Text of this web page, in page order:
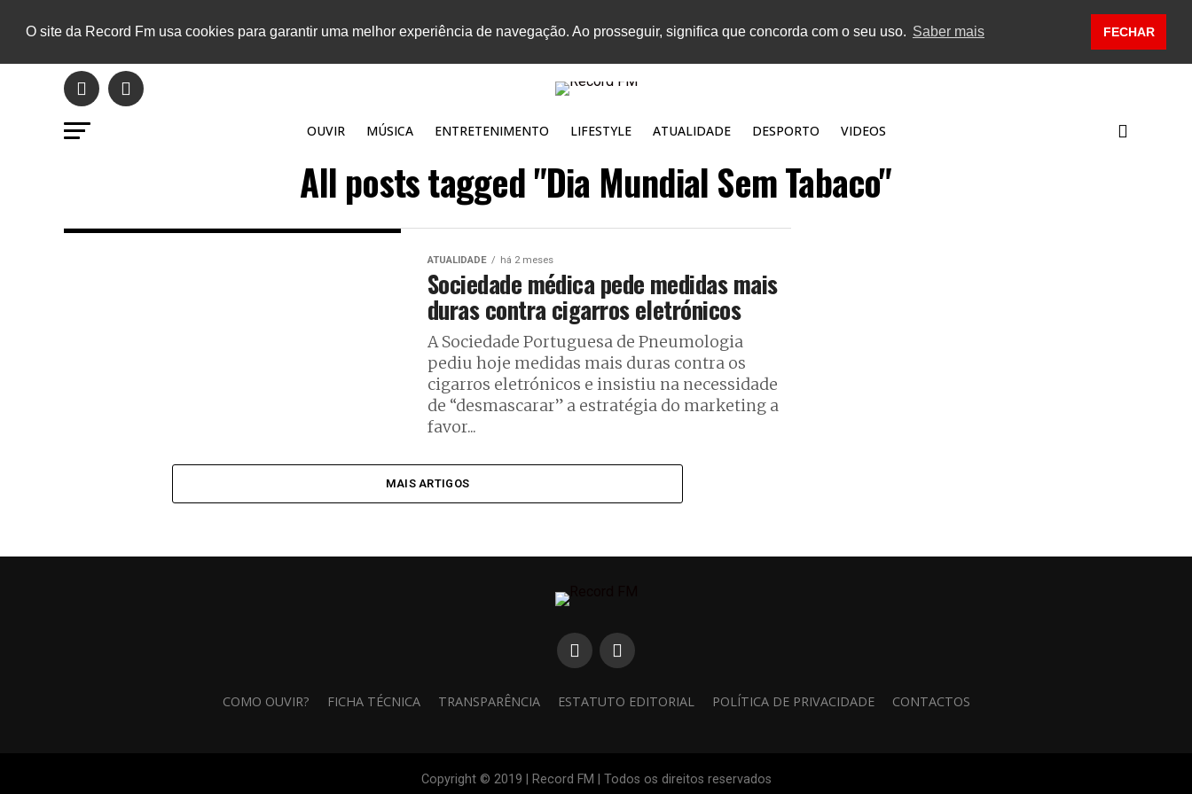
O site da Record Fm usa cookies para garantir uma melhor experiência de navegação. Ao prosseguir, significa que concorda com o seu uso. Saber mais FECHAR
OUVIR MÚSICA ENTRETENIMENTO LIFESTYLE ATUALIDADE DESPORTO VIDEOS
All posts tagged "Dia Mundial Sem Tabaco"
ATUALIDADE há 2 meses
Sociedade médica pede medidas mais
duras contra cigarros eletrónicos
A Sociedade Portuguesa de Pneumologia
pediu hoje medidas mais duras contra os
cigarros eletrónicos e insistiu na necessidade
de “desmascarar” a estratégia do marketing a
favor...
MAIS ARTIGOS
COMO OUVIR? FICHA TÉCNICA TRANSPARÊNCIA ESTATUTO EDITORIAL POLÍTICA DE PRIVACIDADE CONTACTOS
Copyright © 2019 | Record FM | Todos os direitos reservados